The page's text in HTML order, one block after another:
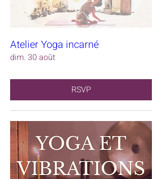
Atelier Yoga incarné
dim. 30 août
RSVP